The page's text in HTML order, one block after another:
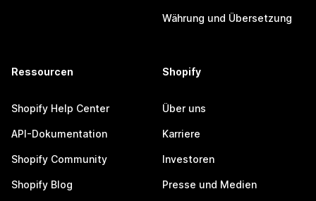
Währung und Übersetzung
Ressourcen
Shopify Help Center
API-Dokumentation
Shopify Community
Shopify Blog
Shopify
Über uns
Karriere
Investoren
Presse und Medien